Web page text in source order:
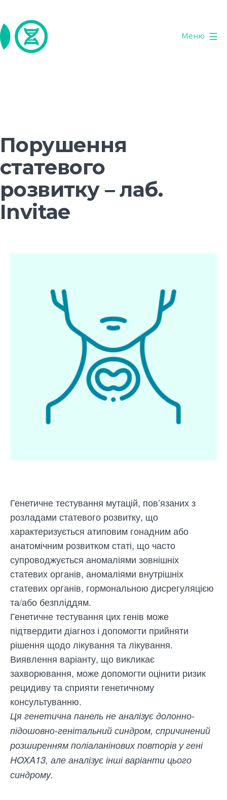
до
вмісту
Меню
Порушення
статевого
розвитку – лаб.
Invitae
Генетичне тестування мутацій, пов’язаних з
розладами статевого розвитку, що
характеризується атиповим гонадним або
анатомічним розвитком статі, що часто
супроводжується аномаліями зовнішніх
статевих органів, аномаліями внутрішніх
статевих органів, гормональною дисрегуляцією
та/або безпліддям.
Генетичне тестування цих генів може
підтвердити діагноз і допомогти прийняти
рішення щодо лікування та лікування.
Виявлення варіанту, що викликає
захворювання, може допомогти оцінити ризик
рецидиву та сприяти генетичному
консультуванню.
Ця генетична панель не аналізує долонно-
підошовно-генітальний синдром, спричинений
розширенням поліаланінових повторів у гені
HOXA13, але аналізує інші варіанти цього
синдрому.